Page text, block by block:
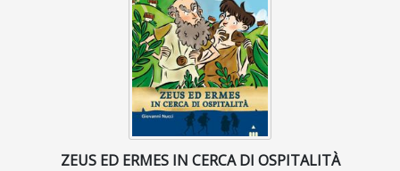
ZEUS ED ERMES IN CERCA DI OSPITALITÀ